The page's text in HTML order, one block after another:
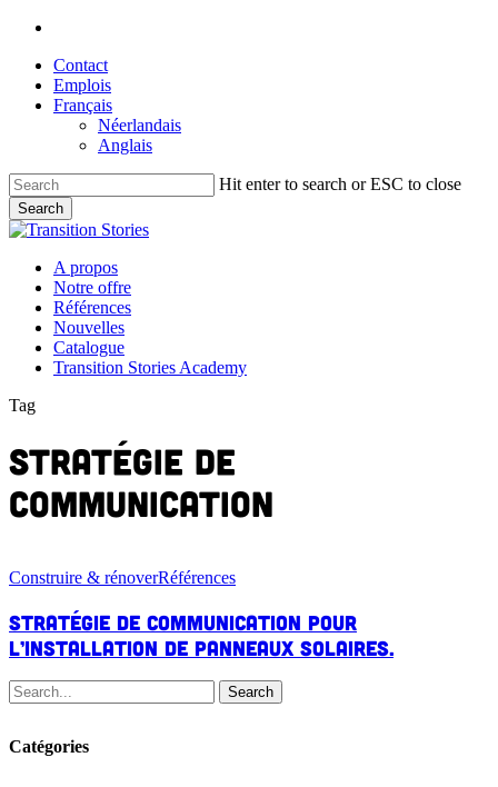
Skip
main
content
Contact
Emplois
Français
Néerlandais
Anglais
Hit enter to search or ESC to close
Search
Close
Menu
A propos
Notre offre
Références
Nouvelles
Catalogue
Transition Stories Academy
Tag
Stratégie de
communication
de
pour
l’installation
de
panneaux
solaires.
Construire & rénoverRéférences
Stratégie de communication pour
l’installation de panneaux solaires.
Search
Catégories